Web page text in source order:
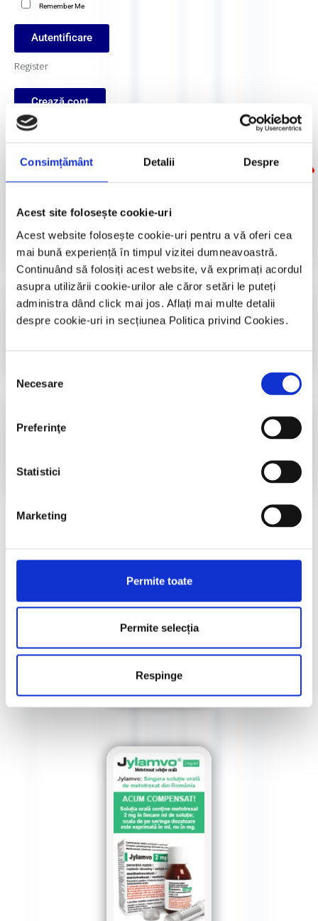
Consimțământ Detalii Despre
Acest site folosește cookie-uri
Acest website folosește cookie-uri pentru a vă oferi cea
mai bună experiență în timpul vizitei dumneavoastră.
Continuând să folosiți acest website, vă exprimați acordul
asupra utilizării cookie-urilor ale căror setări le puteți
administra dând click mai jos. Aflați mai multe detalii
despre cookie-uri in secțiunea Politica privind Cookies.
Necesare
Preferinţe
Statistici
Marketing
Permite toate
Permite selecția
Respinge
Remember Me
Autentificare
Register
Crează cont
Cursuri și manifestari naționale și
internaționale​
Accesează
Informații utile​
Accesează